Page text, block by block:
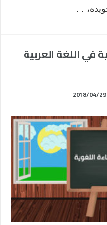
…
في اللغة العربية
2018/04/29